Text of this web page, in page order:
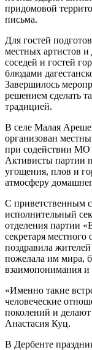
придомовой
письма.
Для гостей
местных артистов
соседей и гостей
блюдами
Завершилось
решением сделать
традицией.
В селе Малая
организован
при содействии МО
Активисты партии
угощения, плов и
атмосферу
С приветственным
исполнительный
отделения партии
секретаря
поздравила
пожелала им мира,
взаимопонимания и
«Именно такие
человеческие
поколений и
Анастасия Куц.
В Дербенте